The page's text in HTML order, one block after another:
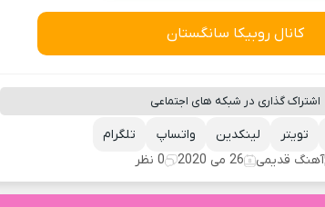
کانال روبیکا سانگستان
اشتراک گذاری در شبکه های اجتماعی
تلگرام واتساپ لینکدین تویتر
آهنگ قدیمی
26 می 2020 0 نظر